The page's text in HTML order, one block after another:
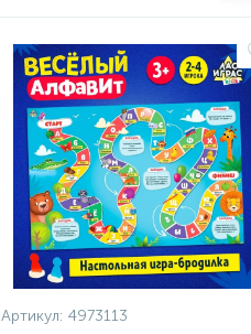
Артикул: 4973113